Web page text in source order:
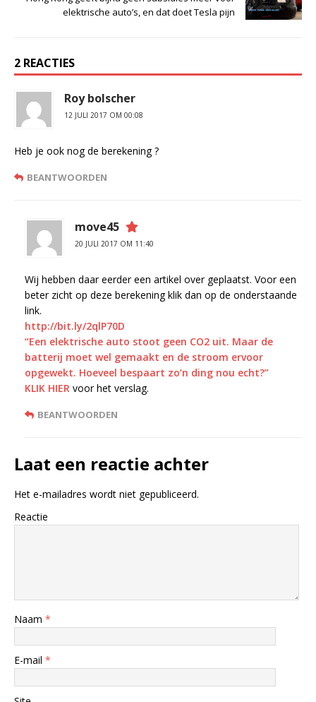
elektrische auto’s, en dat doet Tesla pijn
2 REACTIES
Roy bolscher
12 JULI 2017 OM 00:08
Heb je ook nog de berekening ?
BEANTWOORDEN
move45
20 JULI 2017 OM 11:40
Wij hebben daar eerder een artikel over geplaatst. Voor een
beter zicht op deze berekening klik dan op de onderstaande
link.
http://bit.ly/2qlP70D
“Een elektrische auto stoot geen CO2 uit. Maar de
batterij moet wel gemaakt en de stroom ervoor
opgewekt. Hoeveel bespaart zo’n ding nou echt?”
KLIK HIER voor het verslag.
BEANTWOORDEN
Laat een reactie achter
Het e-mailadres wordt niet gepubliceerd.
Reactie
Naam *
E-mail *